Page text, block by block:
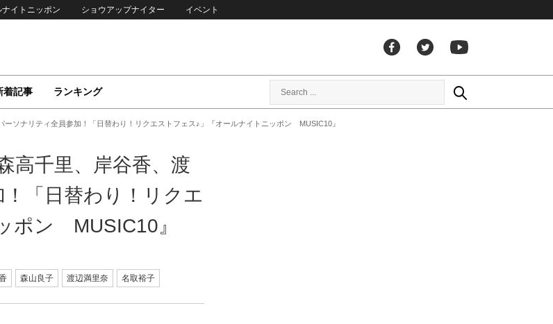
ナイトニッポン ショウアップナイター イベント
着記事 ランキング
ソナリティ全員参加！「日替わり！リクエストフェス♪」『オールナイトニッポン MUSIC10』
高千里、岸谷香、渡
「日替わり！リクエ
ポン MUSIC10』
森山良子 渡辺満里奈 名取裕子